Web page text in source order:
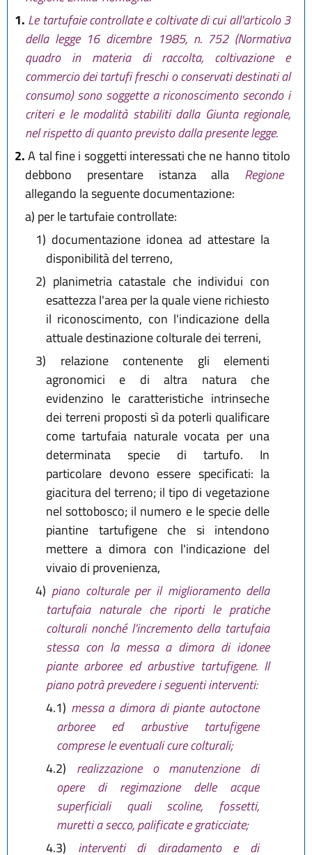
1. Le tartufaie controllate e coltivate di cui all'articolo 3
della legge 16 dicembre 1985, n. 752 (Normativa
quadro in materia di raccolta, coltivazione e
commercio dei tartufi freschi o conservati destinati al
consumo) sono soggette a riconoscimento secondo i
criteri e le modalità stabiliti dalla Giunta regionale,
nel rispetto di quanto previsto dalla presente legge.
2.A tal fine i soggetti interessati che ne hanno titolo
debbono presentare istanza alla Regione
allegando la seguente documentazione:
a) per le tartufaie controllate:
1) documentazione idonea ad attestare la
disponibilità del terreno,
2) planimetria catastale che individui con
esattezza l'area per la quale viene richiesto
il riconoscimento, con l'indicazione della
attuale destinazione colturale dei terreni,
3) relazione contenente gli elementi
agronomici e di altra natura che
evidenzino le caratteristiche intrinseche
dei terreni proposti sì da poterli qualificare
come tartufaia naturale vocata per una
determinata specie di tartufo. In
particolare devono essere specificati: la
giacitura del terreno; il tipo di vegetazione
nel sottobosco; il numero e le specie delle
piantine tartufigene che si intendono
mettere a dimora con l'indicazione del
vivaio di provenienza,
4) piano colturale per il miglioramento della
tartufaia naturale che riporti le pratiche
colturali nonché l'incremento della tartufaia
stessa con la messa a dimora di idonee
piante arboree ed arbustive tartufigene. Il
piano potrà prevedere i seguenti interventi:
4.1) messa a dimora di piante autoctone
arboree ed arbustive tartufigene
comprese le eventuali cure colturali;
4.2)
realizzazione o manutenzione di
opere di regimazione delle acque
superficiali quali scoline, fossetti,
muretti a secco, palificate e graticciate;
4.3)
interventi di diradamento e di